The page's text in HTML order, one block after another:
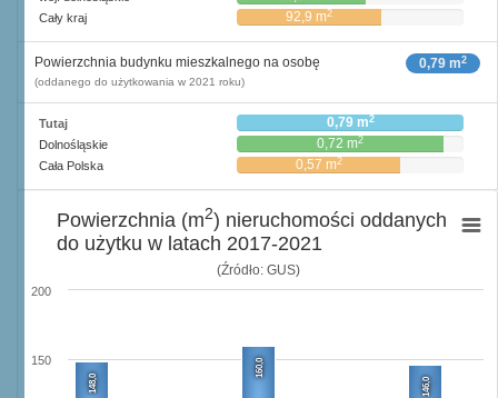
Cały kraj 92,9 m2
0,79 m2
Powierzchnia budynku mieszkalnego na osobę
(oddanego do użytkowania w 2021 roku)
Tutaj 0,79 m2
Dolnośląskie 0,72 m2
Cała Polska 0,57 m2
(Źródło: GUS)
148,0
160,0
146,0
150
200
Powierzchnia (m2) nieruchomości oddanych
do użytku w latach 2017-2021